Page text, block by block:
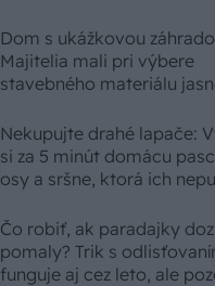
Dom s ukážkovou
Majitelia mali pri výbere
stavebného materiálu
Nekupujte drahé lapače:
si za 5 minút domácu
osy a sršne, ktorá ich
Čo robiť, ak paradajky
pomaly? Trik s
funguje aj cez leto, ale